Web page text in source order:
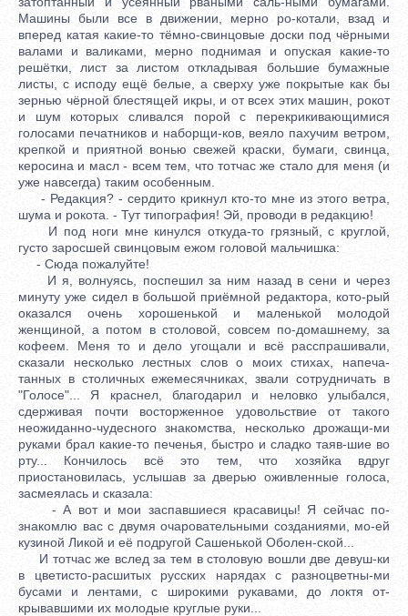
Машины были все в движении, мерно ро-котали, взад и
вперед катая какие-то тёмно-свинцовые доски под чёрными
валами и валиками, мерно поднимая и опуская какие-то
решётки, лист за листом откладывая большие бумажные
листы, с исподу ещё белые, а сверху уже покрытые как бы
зернью чёрной блестящей икры, и от всех этих машин, рокот
и шум которых сливался порой с перекрикивающимися
голосами печатников и наборщи-ков, веяло пахучим ветром,
крепкой и приятной вонью свежей краски, бумаги, свинца,
керосина и масл - всем тем, что тотчас же стало для меня (и
уже навсегда) таким особенным.
- Редакция? - сердито крикнул кто-то мне из этого ветра,
шума и рокота. - Тут типография! Эй, проводи в редакцию!
И под ноги мне кинулся откуда-то грязный, с круглой,
густо заросшей свинцовым ежом головой мальчишка:
- Сюда пожалуйте!
И я, волнуясь, поспешил за ним назад в сени и через
минуту уже сидел в большой приёмной редактора, кото-рый
оказался очень хорошенькой и маленькой молодой
женщиной, а потом в столовой, совсем по-домашнему, за
кофеем. Меня то и дело угощали и всё расспрашивали,
сказали несколько лестных слов о моих стихах, напеча-
танных в столичных ежемесячниках, звали сотрудничать в
"Голосе"... Я краснел, благодарил и неловко улыбался,
сдерживая почти восторженное удовольствие от такого
неожиданно-чудесного знакомства, несколько дрожащи-ми
руками брал какие-то печенья, быстро и сладко таяв-шие во
рту... Кончилось всё это тем, что хозяйка вдруг
приостановилась, услышав за дверью оживленные голоса,
засмеялась и сказала:
- А вот и мои заспавшиеся красавицы! Я сейчас по-
знакомлю вас с двумя очаровательными созданиями, мо-ей
кузиной Ликой и её подругой Сашенькой Оболен-ской...
И тотчас же вслед за тем в столовую вошли две девуш-ки
в цветисто-расшитых русских нарядах с разноцветны-ми
бусами и лентами, с широкими рукавами, до локтя от-
крывавшими их молодые круглые руки...